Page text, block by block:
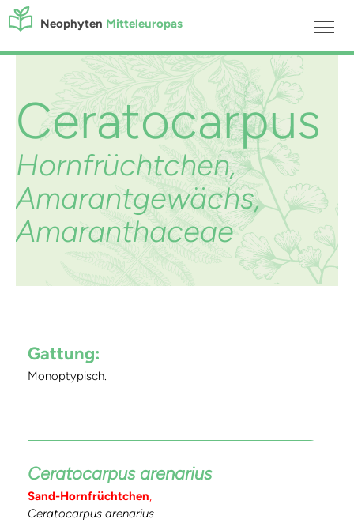
Neophyten Mitteleuropas
Ceratocarpus
Hornfrüchtchen,
Amarantgewächs,
Amaranthaceae
Gattung:
Monoptypisch.
Ceratocarpus arenarius
Sand-Hornfrüchtchen,
Ceratocarpus arenarius